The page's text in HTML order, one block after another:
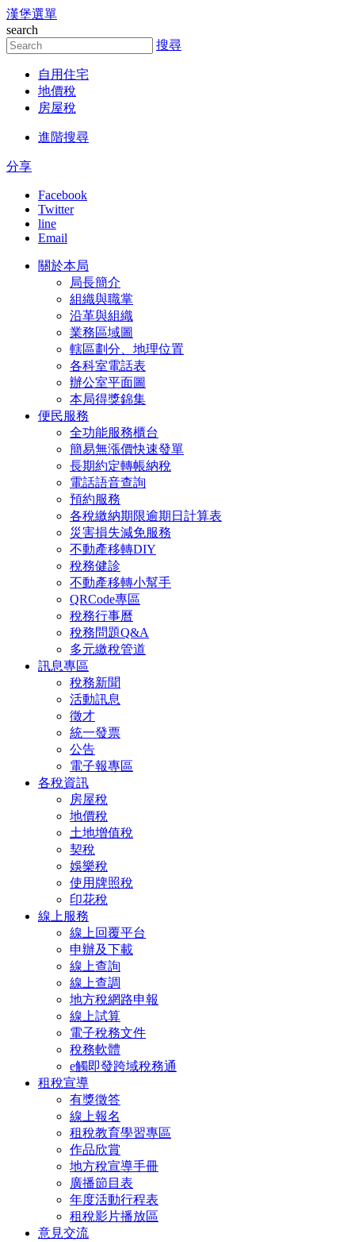
跳到主要內容區塊
漢堡選單
search
搜尋
自用住宅
地價稅
房屋稅
進階搜尋
分享
Facebook
Twitter
line
Email
關於本局
局長簡介
組織與職掌
沿革與組織
業務區域圖
轄區劃分、地理位置
各科室電話表
辦公室平面圖
本局得獎錦集
便民服務
全功能服務櫃台
簡易無漲價快速發單
長期約定轉帳納稅
電話語音查詢
預約服務
各稅繳納期限逾期日計算表
災害損失減免服務
不動產移轉DIY
稅務健診
不動產移轉小幫手
QRCode專區
稅務行事曆
稅務問題Q&A
多元繳稅管道
訊息專區
稅務新聞
活動訊息
徵才
統一發票
公告
電子報專區
各稅資訊
房屋稅
地價稅
土地增值稅
契稅
娛樂稅
使用牌照稅
印花稅
線上服務
線上回覆平台
申辦及下載
線上查詢
線上查調
地方稅網路申報
線上試算
電子稅務文件
稅務軟體
e觸即發跨域稅務通
租稅宣導
有獎徵答
線上報名
租稅教育學習專區
作品欣賞
地方稅宣導手冊
廣播節目表
年度活動行程表
租稅影片播放區
意見交流